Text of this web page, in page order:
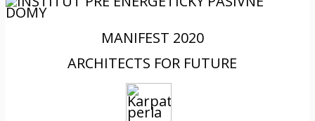
MANIFEST 2020
ARCHITECTS FOR FUTURE